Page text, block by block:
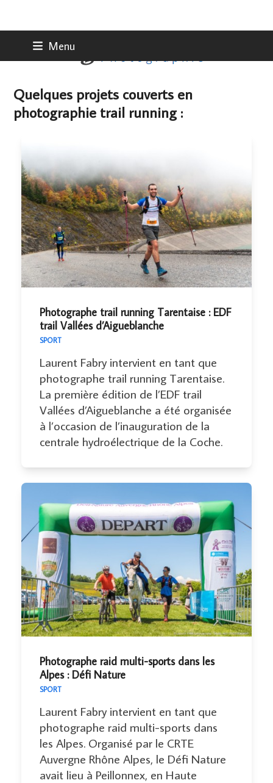
Menu
Quelques projets couverts en
photographie trail running :
Photographe trail running Tarentaise : EDF
trail Vallées d’Aigueblanche
SPORT
Laurent Fabry intervient en tant que
photographe trail running Tarentaise.
La première édition de l’EDF trail
Vallées d’Aigueblanche a été organisée
à l’occasion de l’inauguration de la
centrale hydroélectrique de la Coche.
Photographe raid multi-sports dans les
Alpes : Défi Nature
SPORT
Laurent Fabry intervient en tant que
photographe raid multi-sports dans
les Alpes. Organisé par le CRTE
Auvergne Rhône Alpes, le Défi Nature
avait lieu à Peillonnex, en Haute